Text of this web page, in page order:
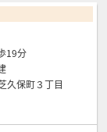
19分
久保町３丁目